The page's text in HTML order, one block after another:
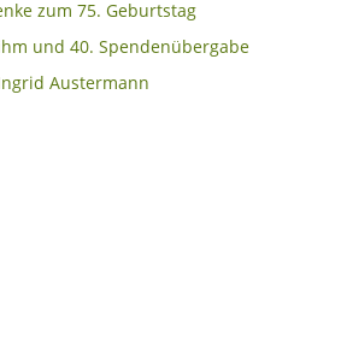
zum 75. Geburtstag
und 40. Spendenübergabe
Austermann